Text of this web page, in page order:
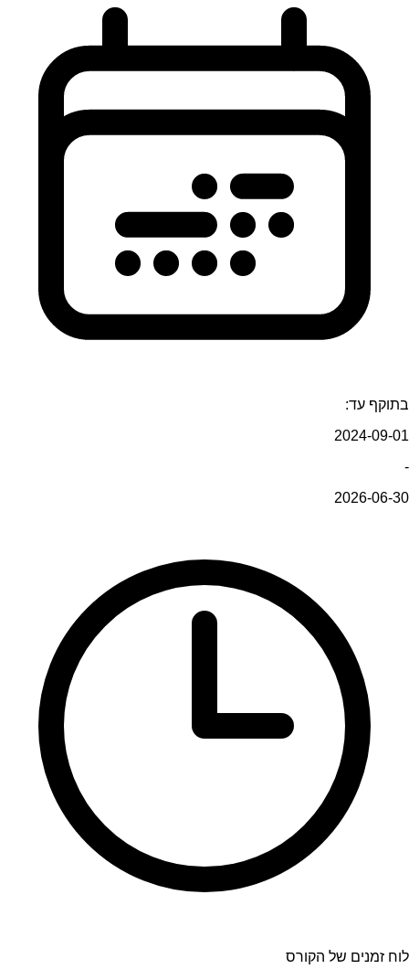
בתוקף עד:
2024-09-01
-
2026-06-30
לוח זמנים של הקורס